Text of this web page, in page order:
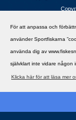
För att anpassa och
använder Sportfiskarna
använda dig av
självklart inte vidare någon
Klicka här för att läsa mer